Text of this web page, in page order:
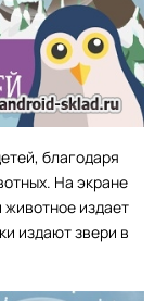
благодаря
На экране
издает
издают звери в